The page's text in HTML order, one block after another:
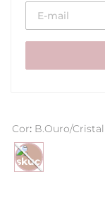
Cor: B.Ouro/Cristal